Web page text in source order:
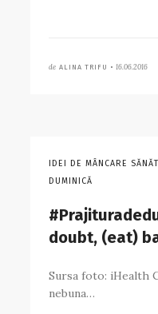
de ALINA TRIFU • 16.06.2016
IDEI DE MÂNCARE
DUMINICĂ
doubt, (eat)
Sursa foto: iHealth
nebuna…